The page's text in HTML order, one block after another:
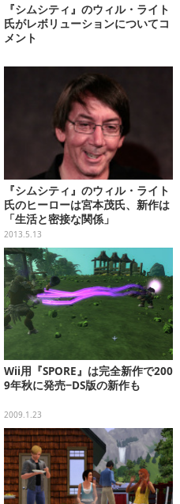
『シムシティ』のウィル・ライト
氏がレボリューションについてコ
メント
『シムシティ』のウィル・ライト
氏のヒーローは宮本茂氏、新作は
「生活と密接な関係」
2013.5.13
Wii用『SPORE』は完全新作で200
9年秋に発売−DS版の新作も
2009.1.23